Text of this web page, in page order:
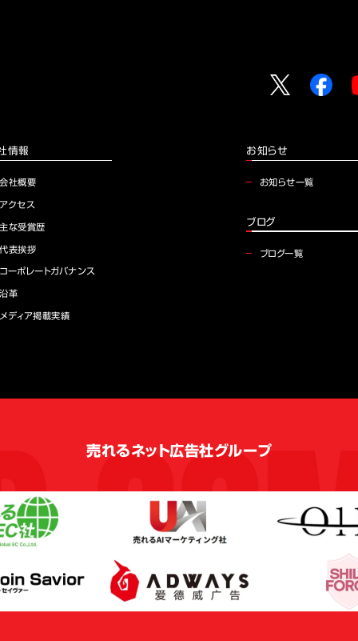
情報
会社概要
アクセス
主な受賞歴
代表挨拶
コーポレートガバナンス
沿革
メディア掲載実績
お知らせ
お知らせ一覧
ブログ
ブログ一覧
売れるネット広告社グループ